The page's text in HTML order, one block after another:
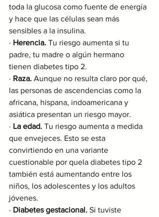
toda la glucosa como fuente de energía
y hace que las células sean más
sensibles a la insulina.
· Herencia. Tu riesgo aumenta si tu
padre, tu madre o algún hermano
tienen diabetes tipo 2.
· Raza. Aunque no resulta claro por qué,
las personas de ascendencias como la
africana, hispana, indoamericana y
asiática presentan un riesgo mayor.
· La edad. Tu riesgo aumenta a medida
que envejeces. Esto se esta
convirtiendo en una variante
cuestionable por quela diabetes tipo 2
también está aumentando entre los
niños, los adolescentes y los adultos
jóvenes.
· Diabetes gestacional. Si tuviste